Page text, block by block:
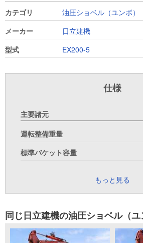
カテゴリ
油圧ショベル（ユンボ）
メーカー
日立建機
型式
EX200-5
仕様
主要諸元
運転整備重量
標準バケット容量
もっと見る
同じ日立建機の油圧ショベル（ユ